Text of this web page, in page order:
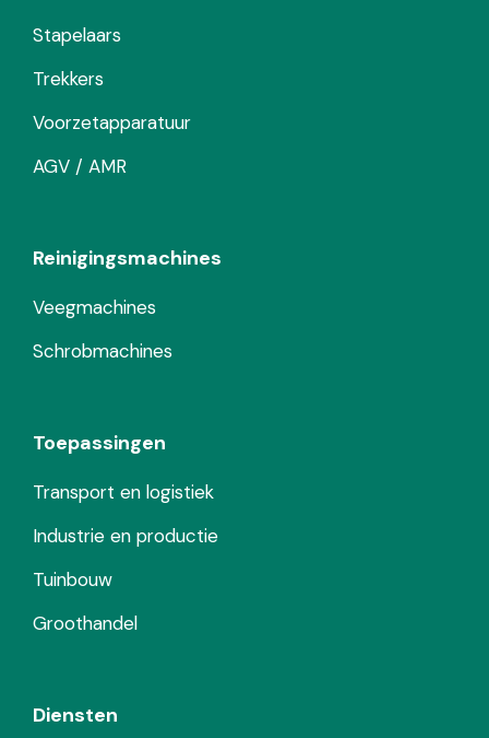
Stapelaars
Trekkers
Voorzetapparatuur
AGV / AMR
Reinigingsmachines
Veegmachines
Schrobmachines
Toepassingen
Transport en logistiek
Industrie en productie
Tuinbouw
Groothandel
Diensten